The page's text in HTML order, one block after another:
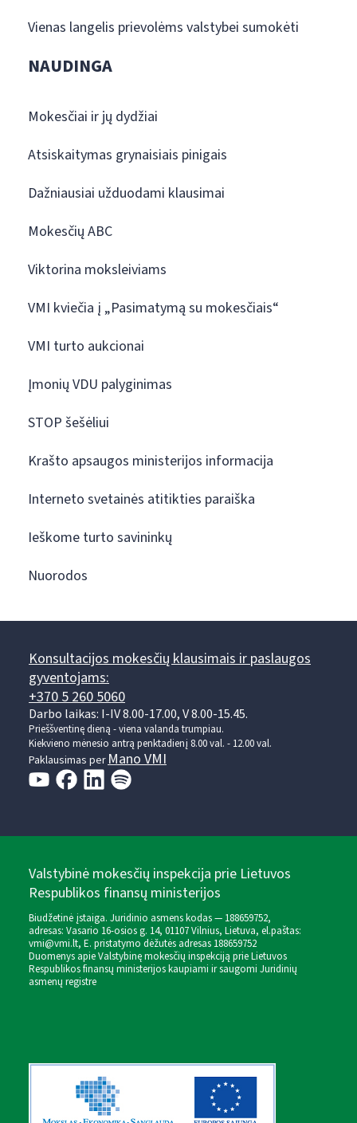
Vienas langelis prievolėms valstybei sumokėti
NAUDINGA
Mokesčiai ir jų dydžiai
Atsiskaitymas grynaisiais pinigais
Dažniausiai užduodami klausimai
Mokesčių ABC
Viktorina moksleiviams
VMI kviečia į „Pasimatymą su mokesčiais“
VMI turto aukcionai
Įmonių VDU palyginimas
STOP šešėliui
Krašto apsaugos ministerijos informacija
Interneto svetainės atitikties paraiška
Ieškome turto savininkų
Nuorodos
Konsultacijos mokesčių klausimais ir paslaugos
gyventojams:
+370 5 260 5060
Darbo laikas: I-IV 8.00-17.00, V 8.00-15.45.
Prieššventinę dieną - viena valanda trumpiau.
Kiekvieno mėnesio antrą penktadienį 8.00 val. - 12.00 val.
Paklausimas perMano VMI
Valstybinė mokesčių inspekcija prie Lietuvos
Respublikos finansų ministerijos
Biudžetinė įstaiga. Juridinio asmens kodas — 188659752,
adresas: Vasario 16-osios g. 14, 01107 Vilnius, Lietuva, el.paštas:
vmi@vmi.lt, E. pristatymo dėžutės adresas 188659752
Duomenys apie Valstybinę mokesčių inspekciją prie Lietuvos
Respublikos finansų ministerijos kaupiami ir saugomi Juridinių
asmenų registre